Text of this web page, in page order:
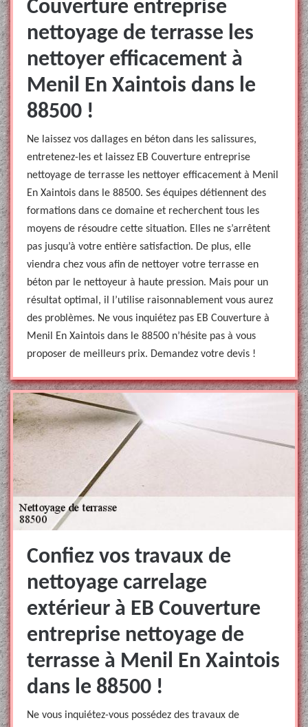
Couverture entreprise
nettoyage de terrasse les
nettoyer efficacement à
Menil En Xaintois dans le
88500 !
Ne laissez vos dallages en béton dans les salissures,
entretenez-les et laissez EB Couverture entreprise
nettoyage de terrasse les nettoyer efficacement à Menil
En Xaintois dans le 88500. Ses équipes détiennent des
formations dans ce domaine et recherchent tous les
moyens de résoudre cette situation. Elles ne s’arrêtent
pas jusqu’à votre entière satisfaction. De plus, elle
viendra chez vous afin de nettoyer votre terrasse en
béton par le nettoyeur à haute pression. Mais pour un
résultat optimal, il l’utilise raisonnablement vous aurez
des problèmes. Ne vous inquiétez pas EB Couverture à
Menil En Xaintois dans le 88500 n’hésite pas à vous
proposer de meilleurs prix. Demandez votre devis !
Confiez vos travaux de
nettoyage carrelage
extérieur à EB Couverture
entreprise nettoyage de
terrasse à Menil En Xaintois
dans le 88500 !
Ne vous inquiétez-vous possédez des travaux de